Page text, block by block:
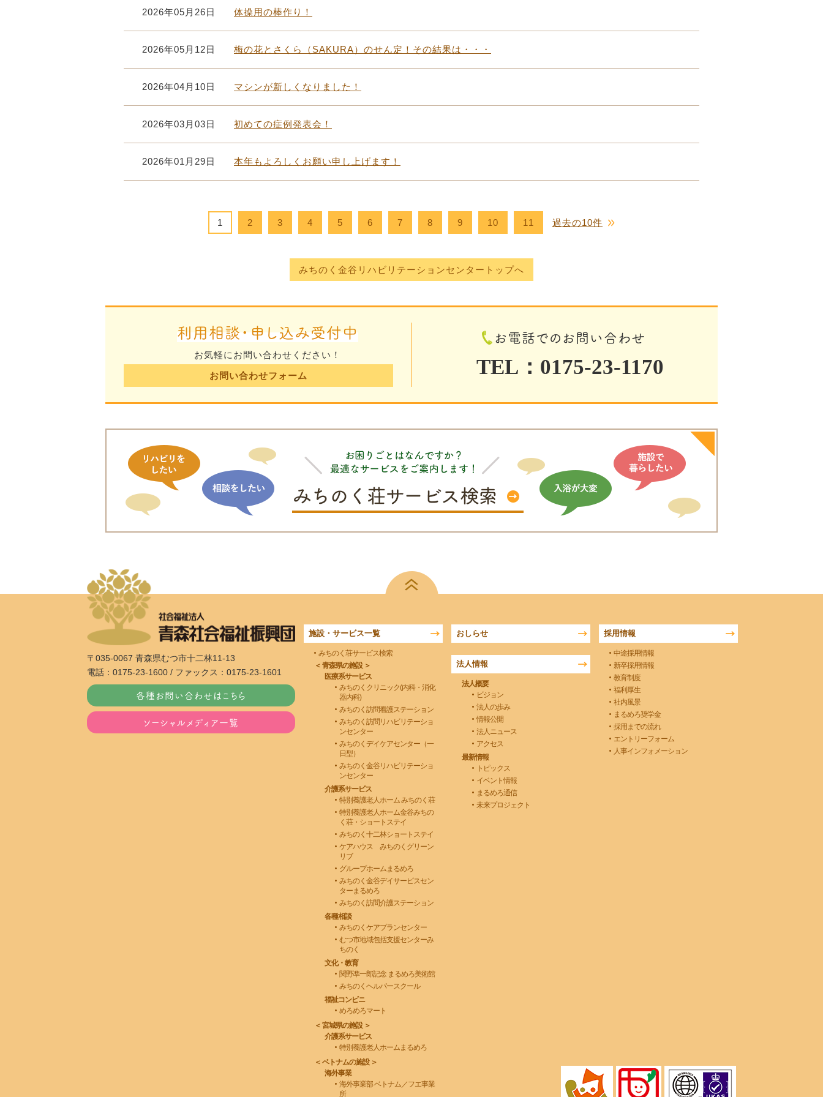
2026年05月26日 体操用の棒作り！
2026年05月12日 梅の花とさくら（SAKURA）のせん定！その結果は・・・
2026年04月10日 マシンが新しくなりました！
2026年03月03日 初めての症例発表会！
2026年01月29日 本年もよろしくお願い申し上げます！
1 2 3 4 5 6 7 8 9 10 11 過去の10件
みちのく金谷リハビリテーションセンタートップへ
利用相談・申し込み受付中
お気軽にお問い合わせください！
お問い合わせフォーム
お電話でのお問い合わせ
TEL：0175-23-1170
〒035-0067 青森県むつ市十二林11-13
電話：0175-23-1600 / ファックス：0175-23-1601
各種お問い合わせはこちら
ソーシャルメディア一覧
施設・サービス一覧
みちのく荘サービス検索
＜ 青森県の施設 ＞
医療系サービス
みちのくクリニック(内科・消化
器内科)
みちのく訪問看護ステーション
みちのく訪問リハビリテーショ
ンセンター
みちのくデイケアセンター（一
日型）
みちのく金谷リハビリテーショ
ンセンター
介護系サービス
特別養護老人ホーム みちのく荘
特別養護老人ホーム金谷みちの
く荘・ショートステイ
みちのく十二林ショートステイ
ケアハウス みちのくグリーン
リブ
グループホームまるめろ
みちのく金谷デイサービスセン
ターまるめろ
みちのく訪問介護ステーション
各種相談
みちのくケアプランセンター
むつ市地域包括支援センターみ
ちのく
文化・教育
関野凖一郎記念 まるめろ美術館
みちのくヘルパースクール
福祉コンビニ
めろめろマート
＜ 宮城県の施設 ＞
介護系サービス
特別養護老人ホームまるめろ
＜ ベトナムの施設 ＞
海外事業
海外事業部 ベトナム／フエ事業
所
おしらせ
法人情報
法人概要
ビジョン
法人の歩み
情報公開
法人ニュース
アクセス
最新情報
トピックス
イベント情報
まるめろ通信
未来プロジェクト
採用情報
中途採用情報
新卒採用情報
教育制度
福利厚生
社内風景
まるめろ奨学金
採用までの流れ
エントリーフォーム
人事インフォメーション